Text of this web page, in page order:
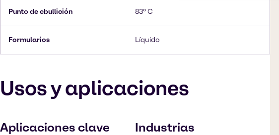
Punto de ebullición 83° C
Formularios Líquido
Usos y aplicaciones
Aplicaciones clave Industrias